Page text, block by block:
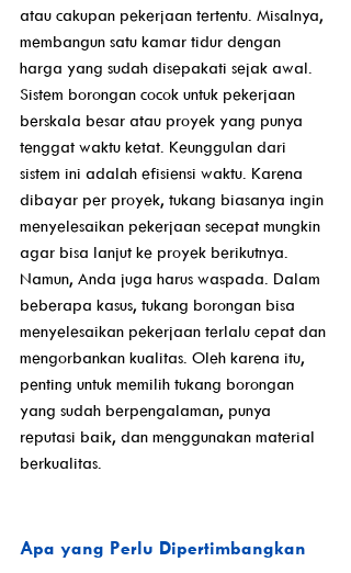
atau cakupan pekerjaan tertentu. Misalnya,
membangun satu kamar tidur dengan
harga yang sudah disepakati sejak awal.
Sistem borongan cocok untuk pekerjaan
berskala besar atau proyek yang punya
tenggat waktu ketat. Keunggulan dari
sistem ini adalah efisiensi waktu. Karena
dibayar per proyek, tukang biasanya ingin
menyelesaikan pekerjaan secepat mungkin
agar bisa lanjut ke proyek berikutnya.
Namun, Anda juga harus waspada. Dalam
beberapa kasus, tukang borongan bisa
menyelesaikan pekerjaan terlalu cepat dan
mengorbankan kualitas. Oleh karena itu,
penting untuk memilih tukang borongan
yang sudah berpengalaman, punya
reputasi baik, dan menggunakan material
berkualitas.
Apa yang Perlu Dipertimbangkan